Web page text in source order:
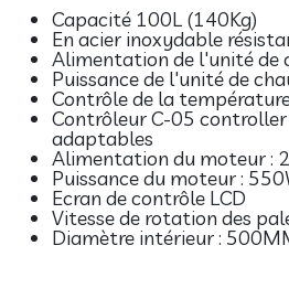
Capacité 100L (140Kg)
En acier inoxydable
Alimentation de l'unité de
Puissance de l'unité de
Contrôle de la
Contrôleur C-05 controller
adaptables
Alimentation du moteur :
Puissance du moteur :
Ecran de contrôle LCD
Vitesse de rotation des
Diamètre intérieur :